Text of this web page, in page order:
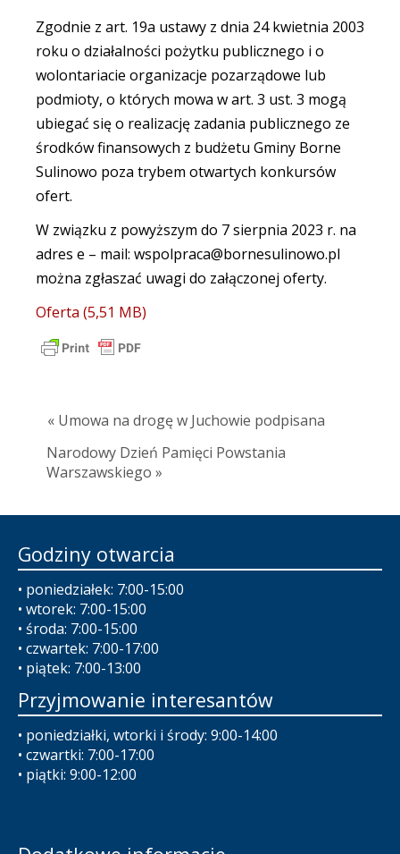
Zgodnie z art. 19a ustawy z dnia 24 kwietnia 2003
roku o działalności pożytku publicznego i o
wolontariacie organizacje pozarządowe lub
podmioty, o których mowa w art. 3 ust. 3 mogą
ubiegać się o realizację zadania publicznego ze
środków finansowych z budżetu Gminy Borne
Sulinowo poza trybem otwartych konkursów
ofert.
W związku z powyższym do 7 sierpnia 2023 r. na
adres e – mail: wspolpraca@bornesulinowo.pl
można zgłaszać uwagi do załączonej oferty.
Oferta
« Umowa na drogę w Juchowie podpisana
Narodowy Dzień Pamięci Powstania
Warszawskiego »
Godziny otwarcia
• poniedziałek: 7:00-15:00
• wtorek: 7:00-15:00
• środa: 7:00-15:00
• czwartek: 7:00-17:00
• piątek: 7:00-13:00
Przyjmowanie interesantów
• poniedziałki, wtorki i środy: 9:00-14:00
• czwartki: 7:00-17:00
• piątki: 9:00-12:00